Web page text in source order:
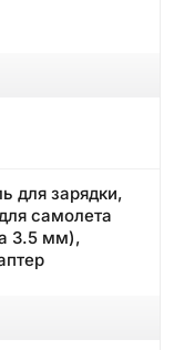
для зарядки,
самолета
3.5 мм),